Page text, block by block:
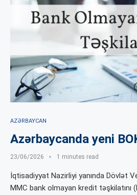
AZƏRBAYCAN
Azərbaycanda yeni
23/06/2026 1 minutes read
İqtisadiyyat Nazirliyi yanında Dövlət
MMC bank olmayan kredit təşkilatını